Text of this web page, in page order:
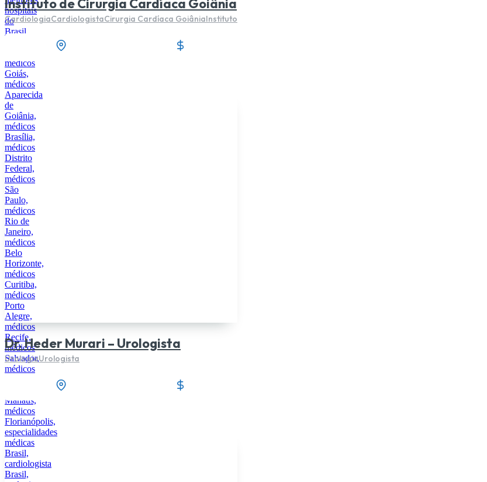
Instituto de Cirurgia Cardíaca Goiânia
CardiologiaCardiologistaCirurgia Cardíaca GoiâniaInstituto
Dr. Heder Murari – Urologista
UrologiaUrologista